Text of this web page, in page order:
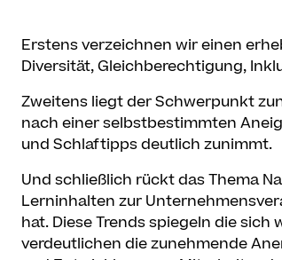
Erstens verzeichnen wir einen
Diversität, Gleichberechtigung,
Zweitens liegt der Schwerpunkt
nach einer selbstbestimmten
und Schlaftipps deutlich zunimmt.
Und schließlich rückt das Thema
Lerninhalten zur
hat. Diese Trends spiegeln die
verdeutlichen die zunehmende